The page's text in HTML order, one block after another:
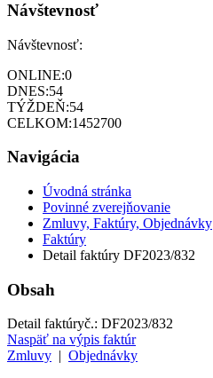
Návštevnosť
Návštevnosť:
ONLINE:0
DNES:54
TÝŽDEŇ:54
CELKOM:1452700
Navigácia
Úvodná stránka
Povinné zverejňovanie
Zmluvy, Faktúry, Objednávky
Faktúry
Detail faktúry DF2023/832
Obsah
Detail faktúryč.: DF2023/832
Naspäť na výpis faktúr
Zmluvy
Objednávky